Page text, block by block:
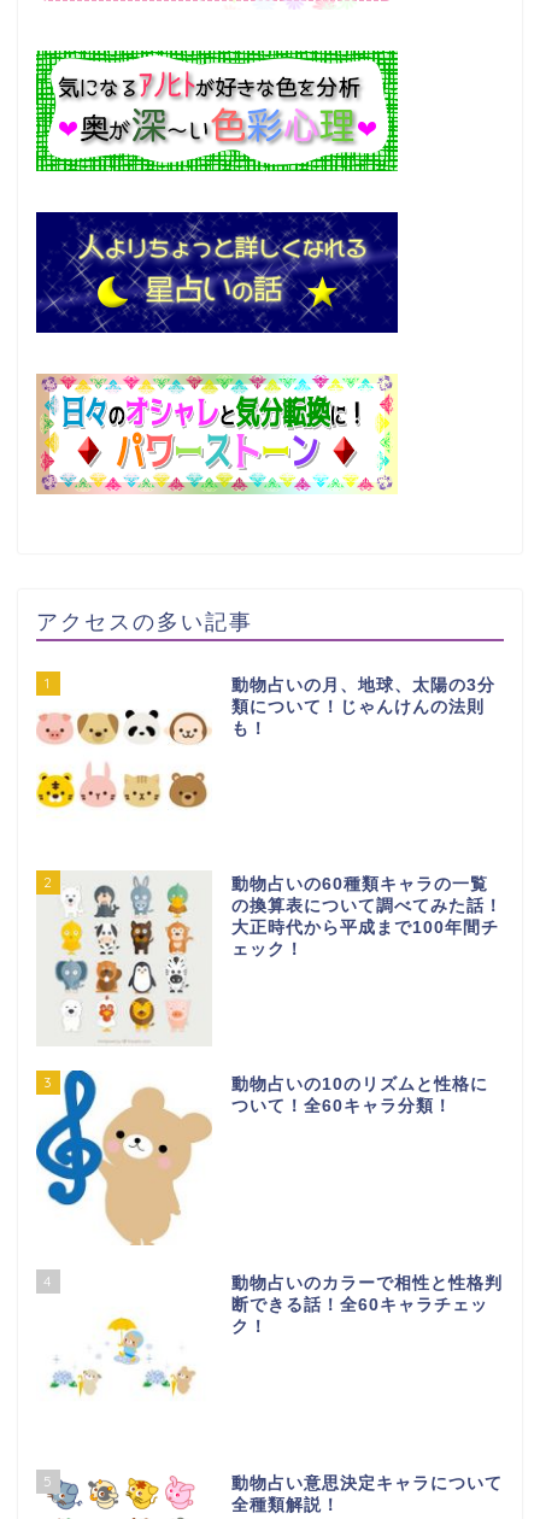
アクセスの多い記事
1
動物占いの月、地球、太陽の3分
類について！じゃんけんの法則
も！
2
動物占いの60種類キャラの一覧
の換算表について調べてみた話！
大正時代から平成まで100年間チ
ェック！
3
動物占いの10のリズムと性格に
ついて！全60キャラ分類！
4
動物占いのカラーで相性と性格判
断できる話！全60キャラチェッ
ク！
5
動物占い意思決定キャラについて
全種類解説！